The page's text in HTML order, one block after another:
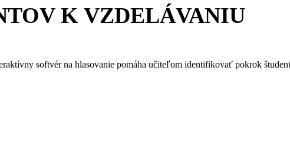
K VZDELÁVANIU
softvér na hlasovanie pomáha učiteľom identifikovať pokrok